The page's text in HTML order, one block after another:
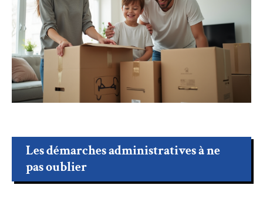
Les démarches administratives à ne
pas oublier